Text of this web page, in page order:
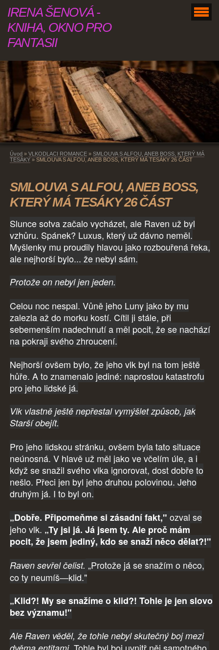
IRENA ŠENOVÁ -
KNIHA, OKNO PRO
FANTASII
Úvod » VLKODLACI ROMANCE » SMLOUVA S ALFOU, ANEB BOSS, KTERÝ MÁ
TESÁKY » SMLOUVA S ALFOU, ANEB BOSS, KTERÝ MÁ TESÁKY 26 ČÁST
SMLOUVA S ALFOU, ANEB BOSS,
KTERÝ MÁ TESÁKY 26 ČÁST
Slunce sotva začalo vycházet, ale Raven už byl
vzhůru. Spánek? Luxus, který už dávno neměl.
Myšlenky mu proudily hlavou jako rozbouřená řeka,
ale nejhorší bylo... že nebyl sám.
Protože on nebyl jen jeden.
Celou noc nespal. Vůně jeho Luny jako by mu
zalezla až do morku kostí. Cítil ji stále, při
sebemenším nadechnutí a měl pocit, že se nachází
na pokraji svého zhroucení.
Nejhorší ovšem bylo, že jeho vlk byl na tom ještě
hůře. A to znamenalo jediné: naprostou katastrofu
pro jeho lidské já.
Vlk vlastně ještě nepřestal vymýšlet způsob, jak
Starší obejít.
Pro jeho lidskou stránku, ovšem byla tato situace
neúnosná. V hlavě už měl jako ve včelím úle, a i
když se snažil svého vlka ignorovat, dost dobře to
nešlo. Přeci jen byl jeho druhou polovinou. Jeho
druhým já. I to byl on.
„Dobře. Připomeňme si zásadní fakt," ozval se
jeho vlk. „Ty jsi já. Já jsem ty. Ale proč mám
pocit, že jsem jediný, kdo se snaží něco dělat?!"
Raven sevřel čelist. „Protože já se snažím o něco,
co ty neumíš—klid."
„Klid?! My se snažíme o klid?! Tohle je jen slovo
bez významu!"
Ale Raven věděl, že tohle nebyl skutečný boj mezi